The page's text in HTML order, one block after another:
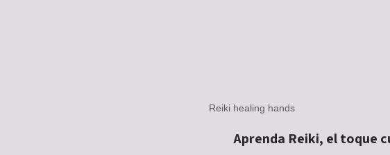
Reiki healing hands
Aprenda Reiki, el toque